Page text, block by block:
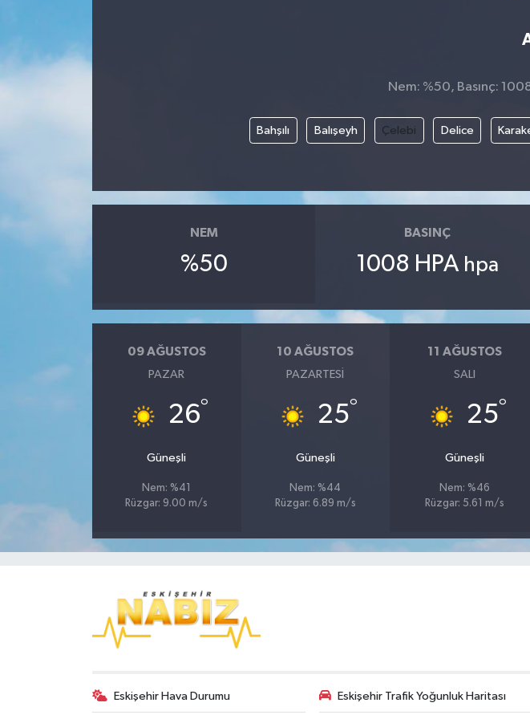
Nem: %50, Basınç:
Bahşılı Balışeyh Çelebi Delice
NEM
%50
BASINÇ
1008 HPA hpa
09 AĞUSTOS
PAZAR
26°
Güneşli
Nem: %41
Rüzgar: 9.00 m/s
10 AĞUSTOS
PAZARTESI
25°
Güneşli
Nem: %44
Rüzgar: 6.89 m/s
11 AĞUSTOS
SALI
25°
Güneşli
Nem: %46
Rüzgar: 5.61 m/s
Eskişehir Hava Durumu Eskişehir Trafik Yoğunluk Haritası
Kültür Sanat